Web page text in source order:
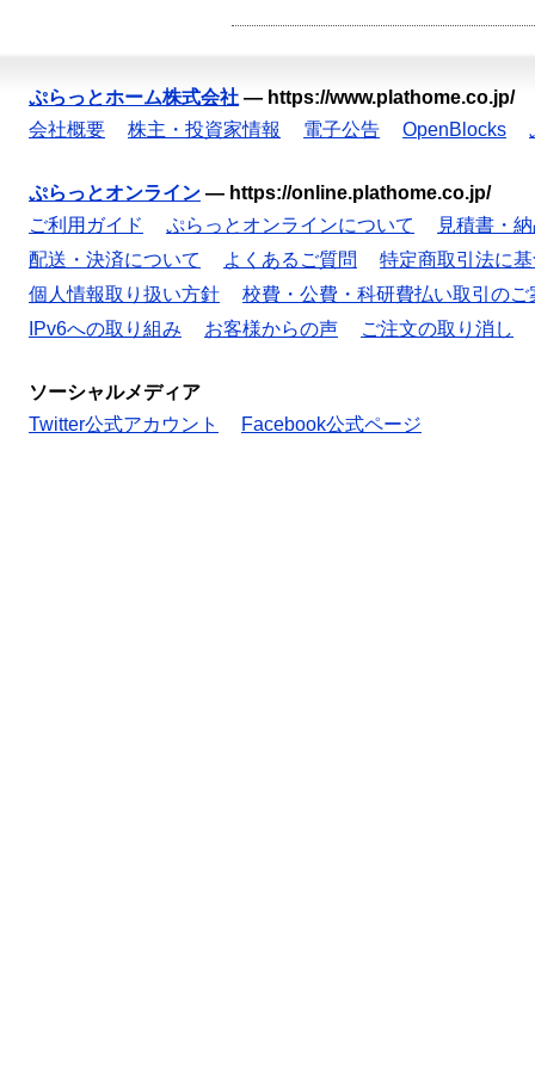
ぷらっとホーム株式会社 — https://www.plathome.co.jp/
会社概要
株主・投資家情報 電子公告 OpenBlocks
ぷらっとオンライン — https://online.plathome.co.jp/
ご利用ガイド
ぷらっとオンラインについて
見積書・
配送・決済について
よくあるご質問
特定商取引法に
個人情報取り扱い方針
校費・公費・科研費払い取引のご
IPv6への取り組み
お客様からの声 ご注文の取り消し
ソーシャルメディア
Twitter公式アカウント
Facebook公式ページ